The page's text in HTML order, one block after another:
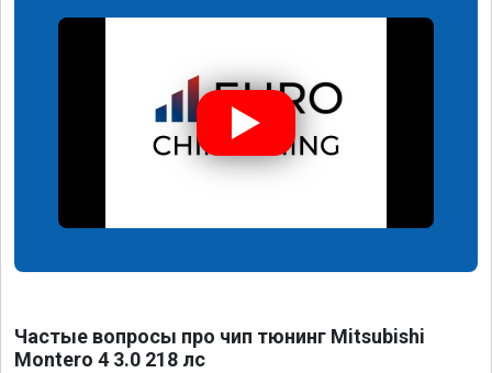
Частые вопросы про чип тюнинг Mitsubishi
Montero 4 3.0 218 лс